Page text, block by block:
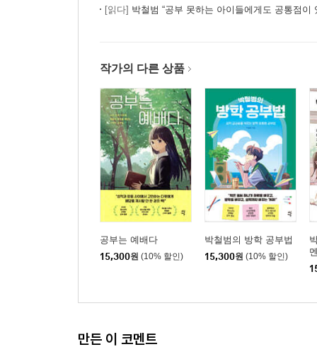
입학하는 자들과 자퇴하는 자들
재수의 법칙
4장. 만약 공부를 연인이라 부를 수 있다면
너는 어떻게 살고 싶은 거야?
마지막 이별
서울대학생으로 산다는 것
내가 바라는 나
조영래의 삶
장승수와의 만남
무효와 취소
[읽다] 박철범 “공부 못하는 아이들에게도 공통점이
작가의 다른 상품
공부는 예배다
15,300원 (10% 할인)
박철범의 방학 공부법
15,300원 (10% 할인)
만든 이 코멘트